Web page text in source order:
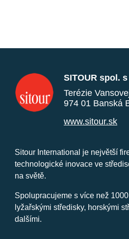
SITOUR spol. s
Terézie
974 01 Banská
www.sitour.sk
Sitour International je největší
technologické inovace ve
na světě.
Spolupracujeme s více než
lyžařskými středisky, horskými
dalšími.